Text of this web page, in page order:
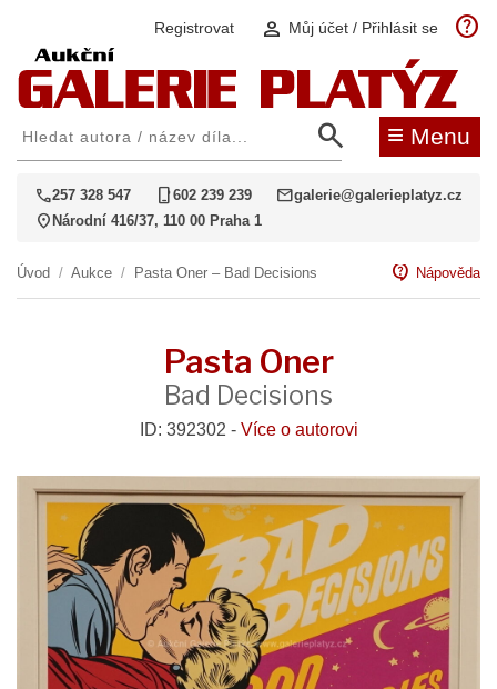
Registrovat person Můj účet / Přihlásit se help
search ≡ Menu
call257 328 547 phone_iphone602 239 239 mailgalerie@galerieplatyz.cz
location_on Národní 416/37, 110 00 Praha 1
Úvod / Aukce / Pasta Oner – Bad Decisions contact_support Nápověda
Pasta Oner
Bad Decisions
ID: 392302 - Více o autorovi